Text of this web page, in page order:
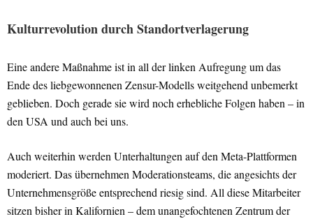
Kulturrevolution durch Standortverlagerung
Eine andere Maßnahme ist in all der linken Aufregung um das
Ende des liebgewonnenen Zensur-Modells weitgehend unbemerkt
geblieben. Doch gerade sie wird noch erhebliche Folgen haben – in
den USA und auch bei uns.
Auch weiterhin werden Unterhaltungen auf den Meta-Plattformen
moderiert. Das übernehmen Moderationsteams, die angesichts der
Unternehmensgröße entsprechend riesig sind. All diese Mitarbeiter
sitzen bisher in Kalifornien – dem unangefochtenen Zentrum der